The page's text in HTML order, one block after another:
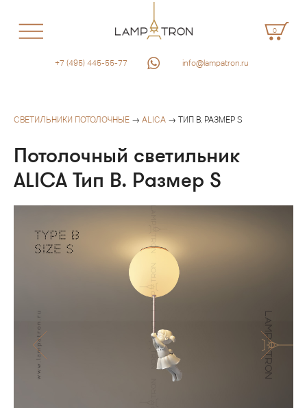
0
+7 (495) 445-55-77 info@lampatron.ru
СВЕТИЛЬНИКИ ПОТОЛОЧНЫЕ → ALICA → ТИП B. РАЗМЕР S
Потолочный светильник
ALICA Тип B. Размер S